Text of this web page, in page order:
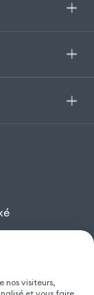
nos visiteurs,